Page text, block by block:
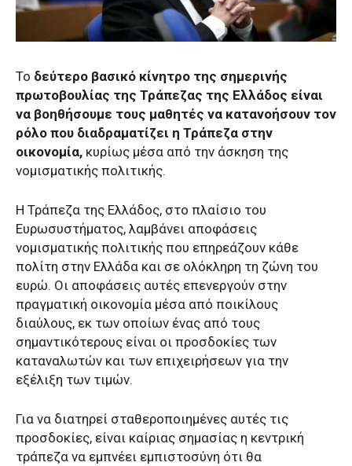
Το δεύτερο βασικό κίνητρο της σημερινής
πρωτοβουλίας της Τράπεζας της Ελλάδος είναι
να βοηθήσουμε τους μαθητές να κατανοήσουν τον
ρόλο που διαδραματίζει η Τράπεζα στην
οικονομία, κυρίως μέσα από την άσκηση της
νομισματικής πολιτικής.
Η Τράπεζα της Ελλάδος, στο πλαίσιο του
Ευρωσυστήματος, λαμβάνει αποφάσεις
νομισματικής πολιτικής που επηρεάζουν κάθε
πολίτη στην Ελλάδα και σε ολόκληρη τη ζώνη του
ευρώ. Οι αποφάσεις αυτές επενεργούν στην
πραγματική οικονομία μέσα από ποικίλους
διαύλους, εκ των οποίων ένας από τους
σημαντικότερους είναι οι προσδοκίες των
καταναλωτών και των επιχειρήσεων για την
εξέλιξη των τιμών.
Για να διατηρεί σταθεροποιημένες αυτές τις
προσδοκίες, είναι καίριας σημασίας η κεντρική
τράπεζα να εμπνέει εμπιστοσύνη ότι θα